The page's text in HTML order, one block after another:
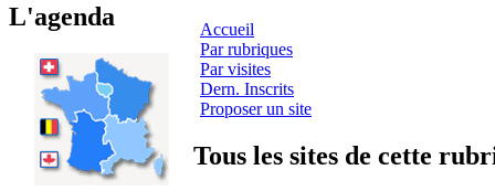
L'agenda
Accueil
Par rubriques
Par visites
Dern. Inscrits
Proposer un site
Tous les sites de cette